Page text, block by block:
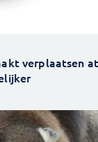
verplaatsen